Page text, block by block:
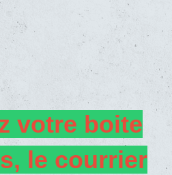
votre boite
le courrier